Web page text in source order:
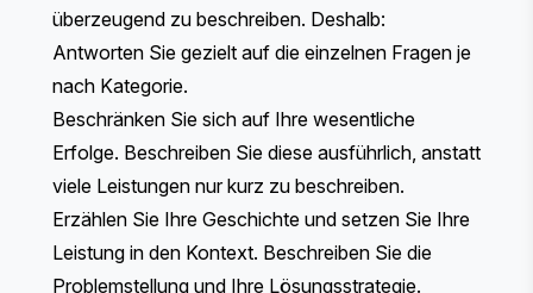
überzeugend zu beschreiben. Deshalb:
Antworten Sie gezielt auf die einzelnen Fragen je
nach Kategorie.
Beschränken Sie sich auf Ihre wesentliche
Erfolge. Beschreiben Sie diese ausführlich, anstatt
viele Leistungen nur kurz zu beschreiben.
Erzählen Sie Ihre Geschichte und setzen Sie Ihre
Leistung in den Kontext. Beschreiben Sie die
Problemstellung und Ihre Lösungsstrategie.